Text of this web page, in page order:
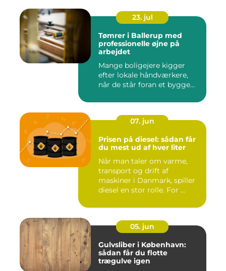
23. jul
Tømrer i Ballerup med
professionelle øjne på
arbejdet
Mange boligejere kigger
efter lokale håndværkere,
når de står foran et bygge...
07. jun
Prisen på diesel: sådan får
du mest ud af hver liter
Når man taler om varme,
transport og drift af
maskiner i Danmark, spiller
diesel en stor rolle. For ...
05. jun
Gulvsliber i København:
sådan får du flotte
trægulve igen